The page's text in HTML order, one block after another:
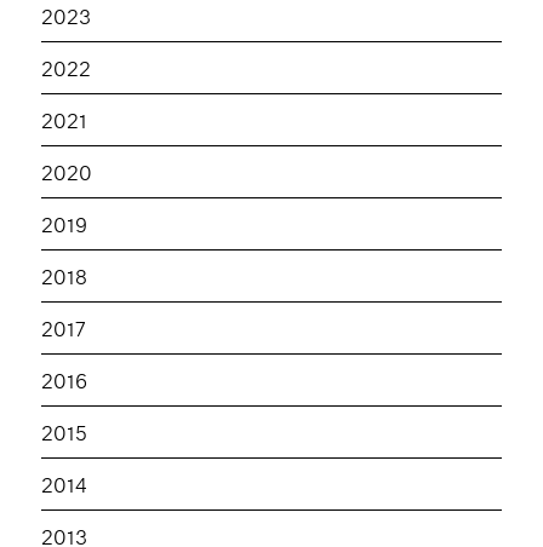
2023
2022
2021
2020
2019
2018
2017
2016
2015
2014
2013